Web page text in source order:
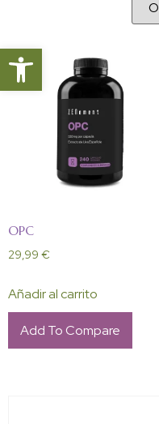
Abrir barra de herramientas
OPC
29,99 €
Añadir al carrito
Add To Compare